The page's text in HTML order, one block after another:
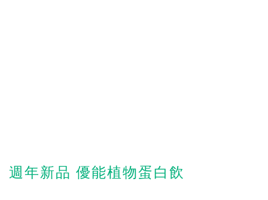
週年新品 優能植物蛋白飲